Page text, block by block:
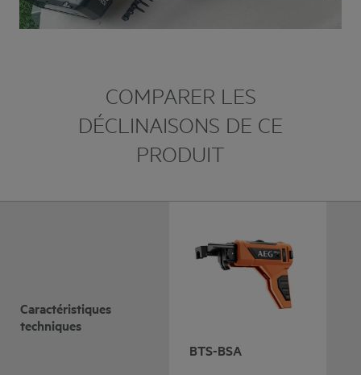
COMPARER LES
DÉCLINAISONS DE CE
PRODUIT
Caractéristiques
techniques
BTS-BSA